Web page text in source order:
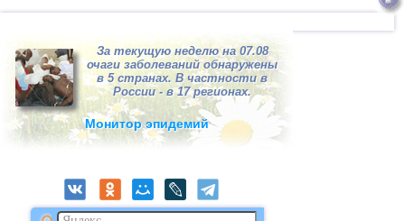
За текущую неделю на 07.08
очаги заболеваний обнаружены
в 5 странах. В частности в
России - в 17 регионах.
Монитор эпидемий